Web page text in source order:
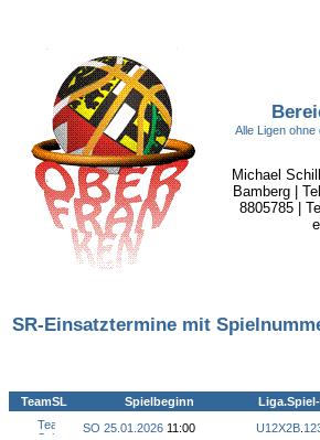
Alle Ligen
Michael
Bamberg |
8805785 |
SR-Einsatztermine mit
TeamSL Spielbeginn Liga.Spiel-
SO 25.01.2026 11:00 U12X2B